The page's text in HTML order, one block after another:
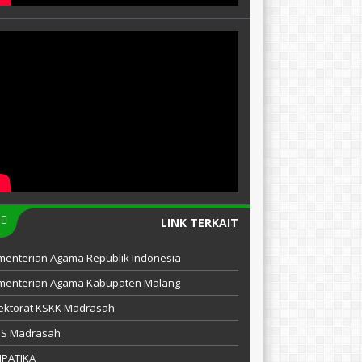
LINK TERKAIT
Agama Republik Indonesia
Agama Kabupaten Malang
KSKK Madrasah
Madrasah